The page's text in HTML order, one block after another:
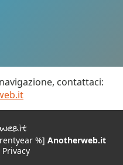
contattaci:
%] Anotherweb.it